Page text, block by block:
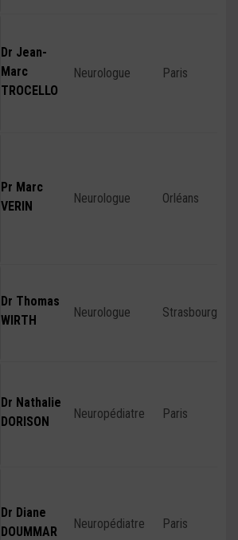
Dr Jean-
Marc
TROCELLO
Neurologue Paris
Pr Marc
VERIN
Neurologue Orléans
Dr Thomas
WIRTH
Neurologue Strasbourg
Dr Nathalie
DORISON
Neuropédiatre Paris
Dr Diane
DOUMMAR
Neuropédiatre Paris